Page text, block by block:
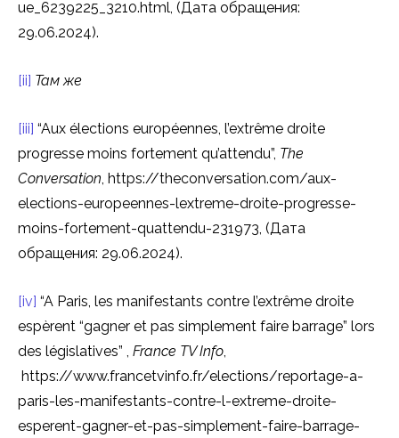
ue_6239225_3210.html, (Дата обращения:
29.06.2024).
[ii] Там же
[iii] “Aux élections européennes, l’extrême droite
progresse moins fortement qu’attendu”, The
Conversation, https://theconversation.com/aux-
elections-europeennes-lextreme-droite-progresse-
moins-fortement-quattendu-231973, (Дата
обращения: 29.06.2024).
[iv] “A Paris, les manifestants contre l’extrême droite
espèrent “gagner et pas simplement faire barrage” lors
des législatives” , France TV Info,
https://www.francetvinfo.fr/elections/reportage-a-
paris-les-manifestants-contre-l-extreme-droite-
esperent-gagner-et-pas-simplement-faire-barrage-